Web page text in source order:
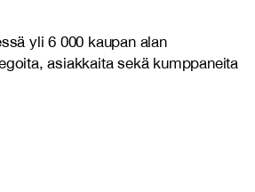
yli 6 000 kaupan alan
asiakkaita sekä kumppaneita